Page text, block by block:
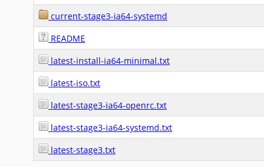
current-stage3-ia64-systemd
README
latest-install-ia64-minimal.txt
latest-iso.txt
latest-stage3-ia64-openrc.txt
latest-stage3-ia64-systemd.txt
latest-stage3.txt